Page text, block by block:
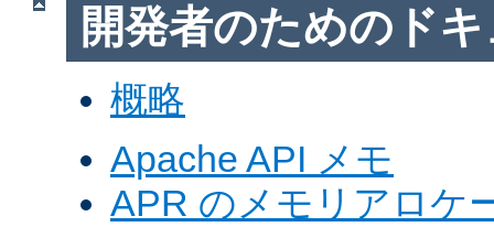
開発者のためのド
概略
Apache API メモ
APR のメモリアロケ